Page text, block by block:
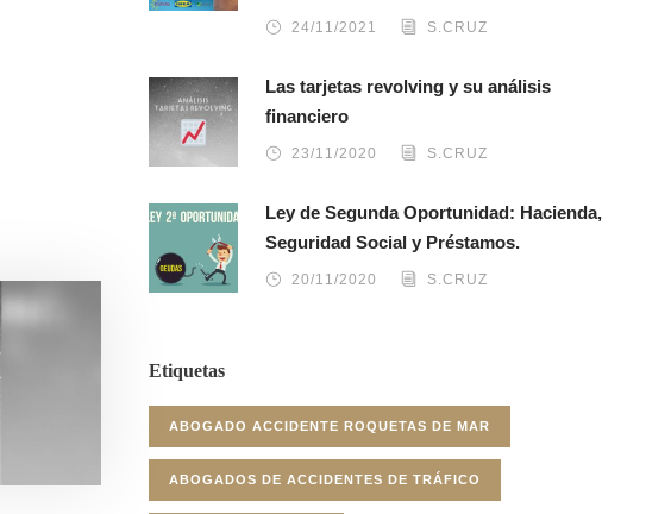
24/11/2021 S.CRUZ
Las tarjetas revolving y su análisis
financiero
23/11/2020 S.CRUZ
Ley de Segunda Oportunidad: Hacienda,
Seguridad Social y Préstamos.
20/11/2020 S.CRUZ
Etiquetas
ABOGADO ACCIDENTE ROQUETAS DE MAR
ABOGADOS DE ACCIDENTES DE TRÁFICO